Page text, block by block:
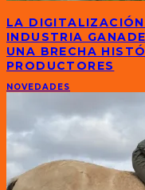
LA
INDUSTRIA
UNA BRECHA
PRODUCTORES
NOVEDADES